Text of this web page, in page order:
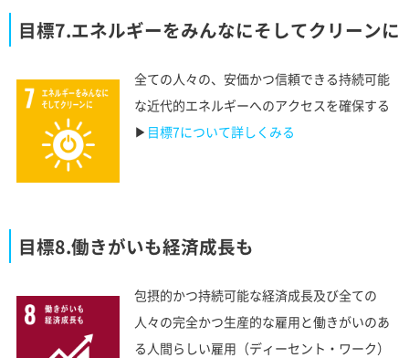
目標7.エネルギーをみんなにそしてクリーンに
全ての人々の、安価かつ信頼できる持続可能
な近代的エネルギーへのアクセスを確保する
▶︎ 目標7について詳しくみる
目標8.働きがいも経済成長も
包摂的かつ持続可能な経済成長及び全ての
人々の完全かつ生産的な雇用と働きがいのあ
る人間らしい雇用（ディーセント・ワーク）